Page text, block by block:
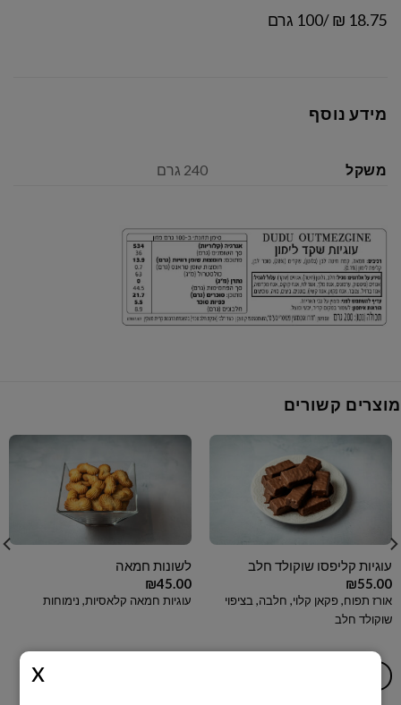
18.75 ₪ /100 גרם
מידע נוסף
משקל 240 גרם
מוצרים קשורים
עוגיות קליפסו שוקולד חלב
₪55.00
אורז תפוח, פקאן קלוי, חלבה, בציפוי
שוקולד חלב
לשונות חמאה
₪45.00
עוגיות חמאה קלאסיות, נימוחות